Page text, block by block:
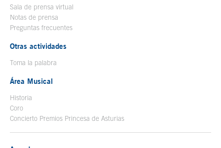
Sala de prensa virtual
Notas de prensa
Preguntas frecuentes
Otras actividades
Toma la palabra
Área Musical
Historia
Coro
Concierto Premios Princesa de Asturias